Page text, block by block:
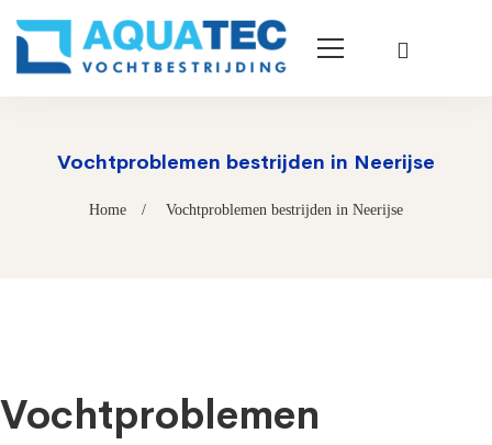
Vochtproblemen bestrijden in Neerijse
Home Vochtproblemen bestrijden in Neerijse
Vochtproblemen